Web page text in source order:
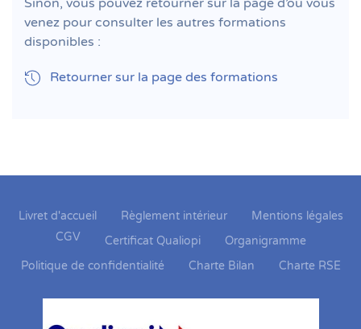
venez pour consulter les autres formations
disponibles :
Retourner sur la page des formations
Livret d'accueil Règlement intérieur
Mentions légales
CGV
Certificat Qualiopi
Organigramme
Politique de confidentialité
Charte Bilan Charte RSE